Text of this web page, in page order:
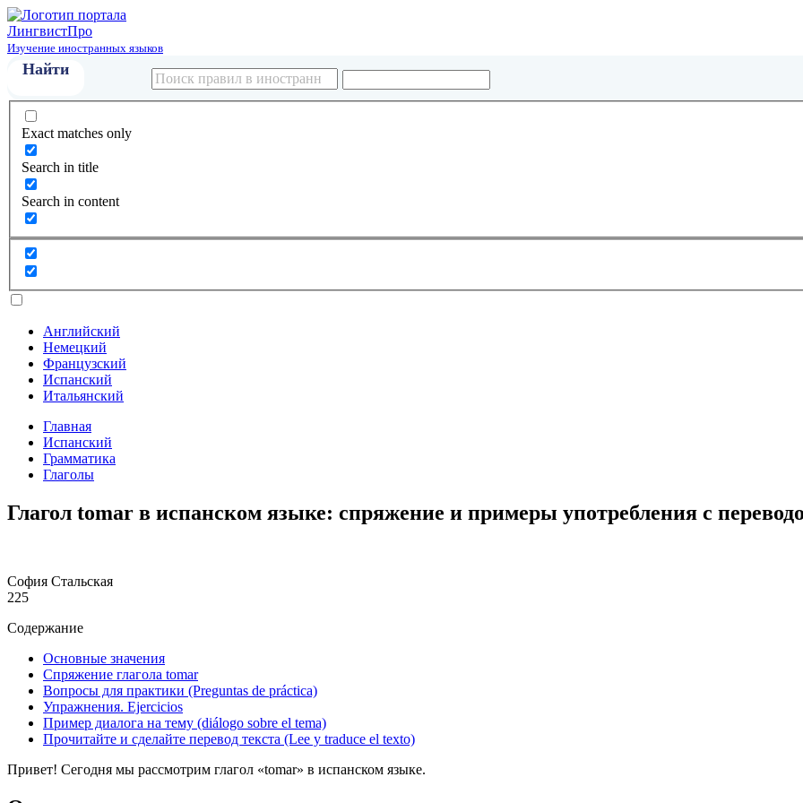
ЛингвистПро
Изучение иностранных языков
Exact matches only
Search in title
Search in content
Английский
Немецкий
Французский
Испанский
Итальянский
Главная
Испанский
Грамматика
Глаголы
Глагол tomar в испанском языке: спряжение и примеры употребления с
София Стальская
225
Содержание
Основные значения
Спряжение глагола tomar
Вопросы для практики (Preguntas de práctica)
Упражнения. Еjercicios
Пример диалога на тему (diálogo sobre el tema)
Прочитайте и сделайте перевод текста (Lee y traduce el texto)
Привет! Сегодня мы рассмотрим глагол «tomar» в испанском языке.